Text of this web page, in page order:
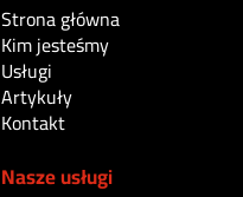
Strona główna
Kim jesteśmy
Usługi
Artykuły
Kontakt
Nasze usługi